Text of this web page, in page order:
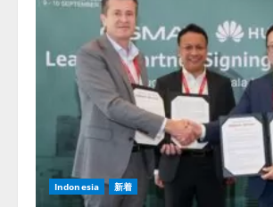
3
藤原竜也がAIで組
抜く！ SKYSEA
レビCM公開！ 新
が組織の業務実態
善を支援。 藤原竜
動画公開 「もしAI
たら、すぐ休めと
ある」「昨年の夏
捕まえたり、虫と
2026/08/06/14:54:31
アシストAIテラス
能を備えたAIエー
トフォーム「
供開始
Indonesia 新着